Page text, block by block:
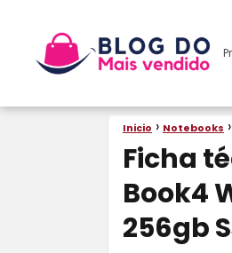
Inicio Notebooks
Ficha
Book4
256gb